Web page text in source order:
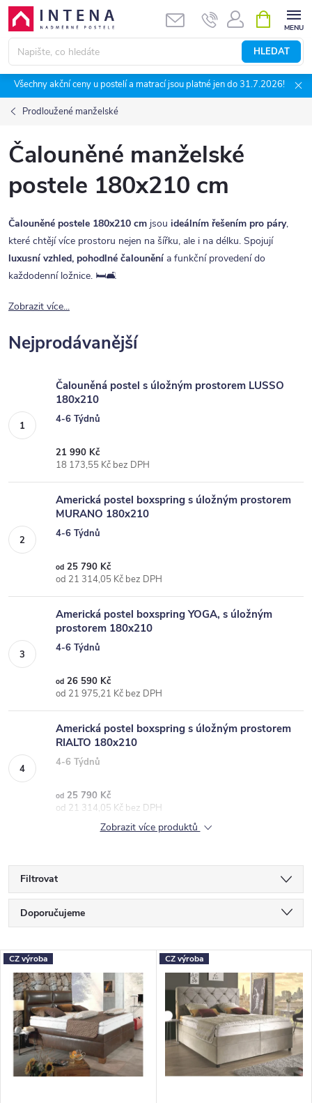
Přejít
obsah
HLEDAT
NÁKUPNÍ
KOŠÍK
Všechny akční ceny u postelí a matrací jsou platné jen do 31.7.2026!
Prodloužené manželské
Čalouněné manželské
postele 180x210 cm
Čalouněné postele 180x210 cm jsou ideálním řešením pro páry,
které chtějí více prostoru nejen na šířku, ale i na délku. Spojují
luxusní vzhled, pohodlné čalounění a funkční provedení do
každodenní ložnice. 🛏️🛋️
Zobrazit více...
Nejprodávanější
Čalouněná postel s úložným prostorem LUSSO
180x210
4-6 Týdnů
21 990 Kč
18 173,55 Kč bez DPH
Americká postel boxspring s úložným prostorem
MURANO 180x210
4-6 Týdnů
od 25 790 Kč
od 21 314,05 Kč bez DPH
Americká postel boxspring YOGA, s úložným
prostorem 180x210
4-6 Týdnů
od 26 590 Kč
od 21 975,21 Kč bez DPH
Americká postel boxspring s úložným prostorem
RIALTO 180x210
4-6 Týdnů
od 25 790 Kč
od 21 314,05 Kč bez DPH
Zobrazit více produktů
Filtrovat
a
z
e
n
p
Doporučujeme
Nejdražší
Nejprodávanější
Abecedně
V
ý
p
s
CZ výroba CZ výroba